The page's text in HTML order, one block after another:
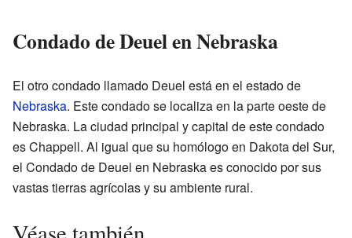
Condado de Deuel en Nebraska
El otro condado llamado Deuel está en el estado de
Nebraska. Este condado se localiza en la parte oeste de
Nebraska. La ciudad principal y capital de este condado
es Chappell. Al igual que su homólogo en Dakota del Sur,
el Condado de Deuel en Nebraska es conocido por sus
vastas tierras agrícolas y su ambiente rural.